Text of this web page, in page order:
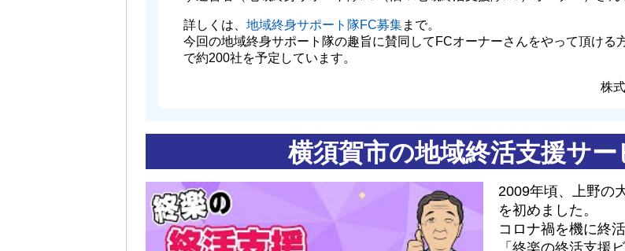
詳しくは、 地域終身サポート隊FC募集まで。
今回の地域終身サポート隊の趣旨に賛同してFCオーナーさんをやって頂ける
で約200社を予定しています。
株
横須賀市の地域終活支援サ
2009年頃、上野の
を初めました。
コロナ禍を機に終
「終楽の終活支援